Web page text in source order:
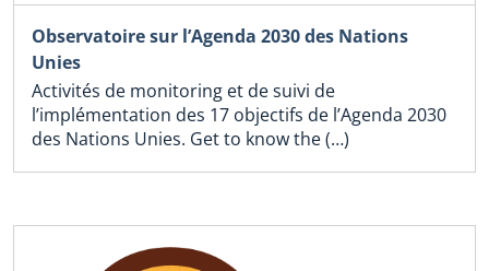
Observatoire sur l’Agenda 2030 des Nations
Unies
Activités de monitoring et de suivi de
l’implémentation des 17 objectifs de l’Agenda 2030
des Nations Unies. Get to know the (…)